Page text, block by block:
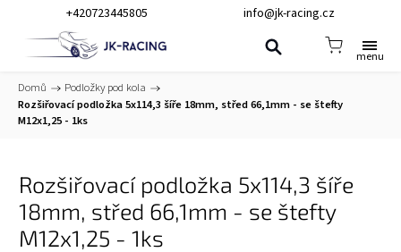
+420723445805 info@jk-racing.cz
Domů / Podložky pod kola /
Rozšiřovací podložka 5x114,3 šíře 18mm, střed 66,1mm - se štefty
M12x1,25 - 1ks
Rozšiřovací podložka 5x114,3 šíře
18mm, střed 66,1mm - se štefty
M12x1,25 - 1ks